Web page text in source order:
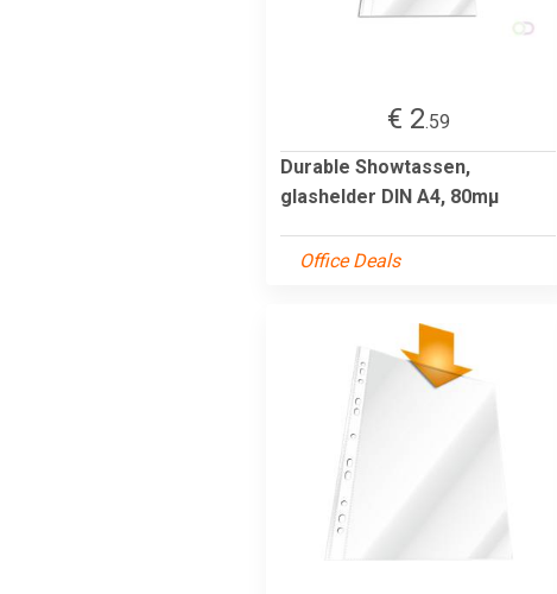
€ 2.59
Durable Showtassen,
glashelder DIN A4, 80mµ
Office Deals